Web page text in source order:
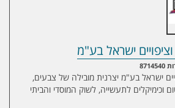
ישראל בע"מ
ישראל בע"מ יצרנית מובילה של צבעים,
וכימיקלים לתעשייה, לשוק המוסדי והביתי